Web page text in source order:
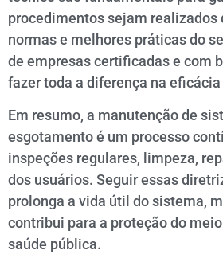
procedimentos sejam realizados
normas e melhores práticas do
de empresas certificadas e com
fazer toda a diferença na
Em resumo, a manutenção de
esgotamento é um processo
inspeções regulares, limpeza,
dos usuários. Seguir essas
prolonga a vida útil do sistema,
contribui para a proteção do
saúde pública.